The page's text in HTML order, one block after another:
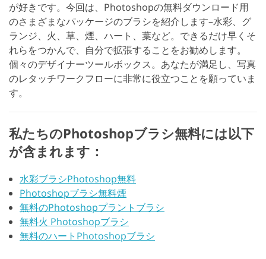
が好きです。今回は、Photoshopの無料ダウンロード用
のさまざまなパッケージのブラシを紹介します–水彩、グ
ランジ、火、草、煙、ハート、葉など。できるだけ早くそ
れらをつかんで、自分で拡張することをお勧めします。
個々のデザイナーツールボックス。あなたが満足し、写真
のレタッチワークフローに非常に役立つことを願っていま
す。
私たちのPhotoshopブラシ無料には以下
が含まれます：
水彩ブラシPhotoshop無料
Photoshopブラシ無料煙
無料のPhotoshopプラントブラシ
無料火 Photoshopブラシ
無料のハートPhotoshopブラシ